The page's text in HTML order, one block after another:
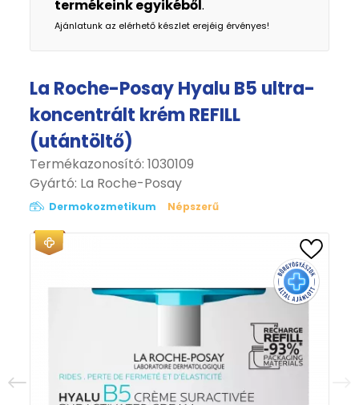
termékeink egyikéből.
Ajánlatunk az elérhető készlet erejéig érvényes!
La Roche-Posay Hyalu B5 ultra-
koncentrált krém REFILL
(utántöltő)
Termékazonosító: 1030109
Gyártó: La Roche-Posay
Dermokozmetikum Népszerű